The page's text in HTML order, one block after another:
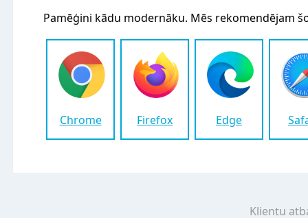
Pamēģini kādu modernāku. Mēs rekomendējam
Chrome Firefox Edge
Klientu